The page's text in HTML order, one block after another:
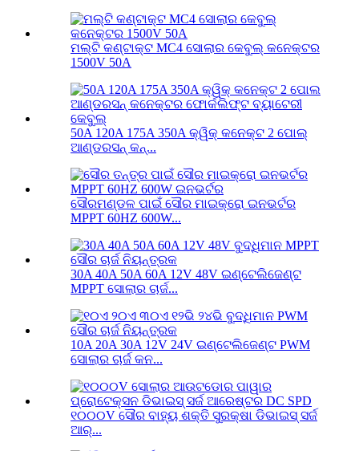
ମଲ୍ଟି କଣ୍ଟାକ୍ଟ MC4 ସୋଲାର କେବୁଲ୍ କନେକ୍ଟର
1500V 50A
50A 120A 175A 350A କ୍ୱିକ୍ କନେକ୍ଟ 2 ପୋଲ୍
ଆଣ୍ଡରସନ୍ କନ୍...
ସୌରମଣ୍ଡଳ ପାଇଁ ସୌର ମାଇକ୍ରୋ ଇନଭର୍ଟର
MPPT 60HZ 600W...
30A 40A 50A 60A 12V 48V ଇଣ୍ଟେଲିଜେଣ୍ଟ
MPPT ସୋଲାର ଚାର୍ଜ...
10A 20A 30A 12V 24V ଇଣ୍ଟେଲିଜେଣ୍ଟ PWM
ସୋଲାର ଚାର୍ଜ କନ...
୧୦୦୦V ସୌର ବାହ୍ୟ ଶକ୍ତି ସୁରକ୍ଷା ଡିଭାଇସ୍ ସର୍ଜ
ଆର୍...